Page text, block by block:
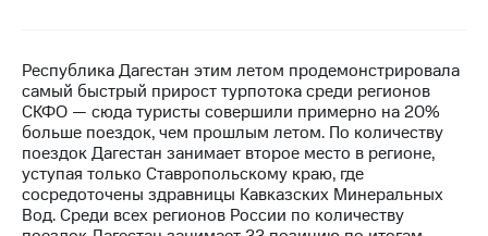
Контакты
Новости
в
регионе
и акционерам
Корпоративное
Республика Дагестан этим летом продемонстрировала
самый быстрый прирост турпотока среди регионов
СКФО — сюда туристы совершили примерно на 20%
больше поездок, чем прошлым летом. По количеству
поездок Дагестан занимает второе место в регионе,
уступая только Ставропольскому краю, где
сосредоточены здравницы Кавказских Минеральных
Вод. Среди всех регионов России по количеству